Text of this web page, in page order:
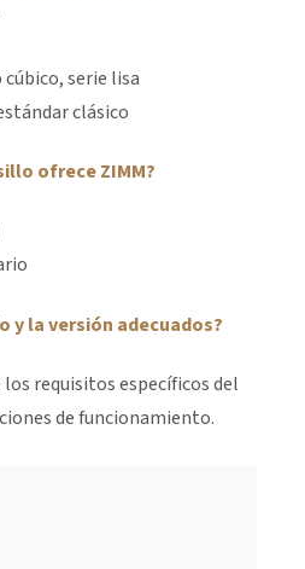
cúbico, serie lisa
clásico
ofrece ZIMM?
y la versión adecuados?
los requisitos específicos del
de funcionamiento.